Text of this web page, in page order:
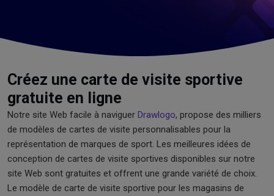
Créez une carte de visite sportive
gratuite en ligne
Notre site Web facile à naviguer Drawlogo, propose des milliers
de modèles de cartes de visite personnalisables pour la
représentation de marques de sport. Les meilleures idées de
conception de cartes de visite sportives disponibles sur notre
site Web sont gratuites et offrent une grande variété de choix.
Le modèle de carte de visite sportive pour les magasins de